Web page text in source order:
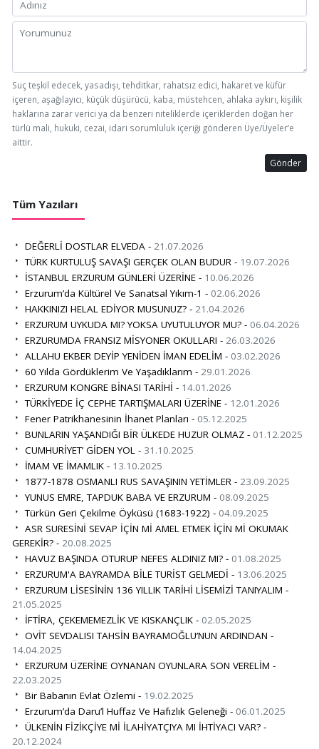
Suç teşkil edecek, yasadışı, tehditkar, rahatsız edici, hakaret ve küfür
içeren, aşağılayıcı, küçük düşürücü, kaba, müstehcen, ahlaka aykırı, kişilik
haklarına zarar verici ya da benzeri niteliklerde içeriklerden doğan her
türlü mali, hukuki, cezai, idari sorumluluk içeriği gönderen Üye/Üyeler’e
aittir.
Gönder
Tüm Yazıları
DEĞERLİ DOSTLAR ELVEDA - 21.07.2026
TÜRK KURTULUŞ SAVAŞI GERÇEK OLAN BUDUR - 19.07.2026
İSTANBUL ERZURUM GÜNLERİ ÜZERİNE - 10.06.2026
Erzurum’da Kültürel Ve Sanatsal Yıkım-1 - 02.06.2026
HAKKINIZI HELAL EDİYOR MUSUNUZ? - 21.04.2026
ERZURUM UYKUDA MI? YOKSA UYUTULUYOR MU? - 06.04.2026
ERZURUMDA FRANSIZ MİSYONER OKULLARI - 26.03.2026
ALLAHU EKBER DEYİP YENİDEN İMAN EDELİM - 03.02.2026
60 Yılda Gördüklerim Ve Yaşadıklarım - 29.01.2026
ERZURUM KONGRE BİNASI TARİHİ - 14.01.2026
TÜRKİYEDE İÇ CEPHE TARTIŞMALARI ÜZERİNE - 12.01.2026
Fener Patrikhanesinin İhanet Planları - 05.12.2025
BUNLARIN YAŞANDIĞI BİR ÜLKEDE HUZUR OLMAZ - 01.12.2025
CUMHURİYET’ GİDEN YOL - 31.10.2025
İMAM VE İMAMLIK - 13.10.2025
1877-1878 OSMANLI RUS SAVAŞININ YETİMLER - 23.09.2025
YUNUS EMRE, TAPDUK BABA VE ERZURUM - 08.09.2025
Türkün Geri Çekilme Öyküsü (1683-1922) - 04.09.2025
ASR SURESİNİ SEVAP İÇİN Mİ AMEL ETMEK İÇİN Mİ OKUMAK
GEREKİR? - 20.08.2025
HAVUZ BAŞINDA OTURUP NEFES ALDINIZ MI? - 01.08.2025
ERZURUM'A BAYRAMDA BİLE TURİST GELMEDİ - 13.06.2025
ERZURUM LİSESİNİN 136 YILLIK TARİHİ LİSEMİZİ TANIYALIM -
21.05.2025
İFTİRA, ÇEKEMEMEZLİK VE KISKANÇLIK - 02.05.2025
OVİT SEVDALISI TAHSİN BAYRAMOĞLU’NUN ARDINDAN -
14.04.2025
ERZURUM ÜZERİNE OYNANAN OYUNLARA SON VERELİM -
22.03.2025
Bir Babanın Evlat Özlemi - 19.02.2025
Erzurum’da Daru’l Huffaz Ve Hafızlık Geleneği - 06.01.2025
ÜLKENİN FİZİKÇİYE Mİ İLAHİYATÇIYA MI İHTİYACI VAR? -
20.12.2024